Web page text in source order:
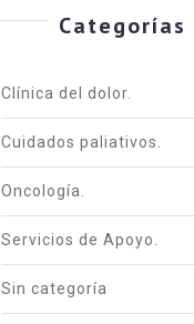
Categorías
Clínica del dolor.
Cuidados paliativos.
Oncología.
Servicios de Apoyo.
Sin categoría